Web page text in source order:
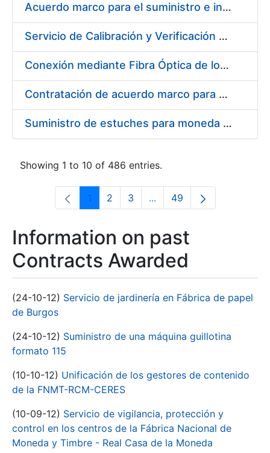
Acuerdo marco para el suministro e instalación de persianas, estores y otros complementos
Servicio de Calibración y Verificación Externa de los Equipos de Medición del Servicio de Prevención de la FNMT-RCM
Conexión mediante Fibra Óptica de los Centros de Proceso de Datos (CPDs) de las sedes de la FNMT-RCM de Burgos y Madrid
Contratación de acuerdo marco para el Suministro de Material de Electricidad para la Fábrica Nacional de Moneda y Timbre-Real Casa de la Moneda en su centro de trabajo de Burgos
Suministro de estuches para moneda de 30 €
Showing 1 to 10 of 486 entries.
Page
1 Page
2 Page
3 ...Intermediate Pages Use
Page
49
Information on past
Contracts Awarded
(24-10-12) Servicio de jardinería en Fábrica de papel
de Burgos
(24-10-12) Suministro de una máquina guillotina
formato 115
(10-10-12) Unificación de los gestores de contenido
de la FNMT-RCM-CERES
(10-09-12) Servicio de vigilancia, protección y
control en los centros de la Fábrica Nacional de
Moneda y Timbre - Real Casa de la Moneda